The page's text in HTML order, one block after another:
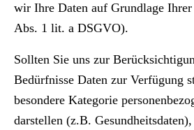
wir Ihre Daten auf Grundlage
Abs. 1 lit. a DSGVO).
Sollten Sie uns zur
Bedürfnisse Daten zur Verfügung
besondere Kategorie
darstellen (z.B.